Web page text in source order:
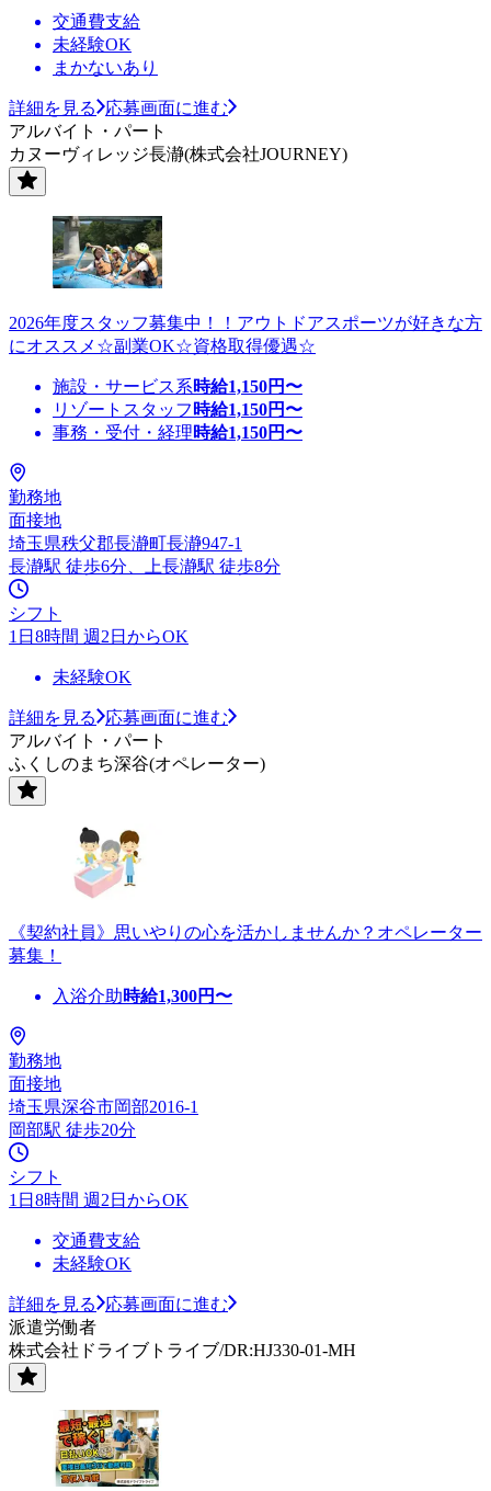
交通費支給
未経験OK
まかないあり
詳細を見る
応募画面に進む
アルバイト・パート
カヌーヴィレッジ長瀞(株式会社JOURNEY)
2026年度スタッフ募集中！！アウトドアスポーツが好きな方
にオススメ☆副業OK☆資格取得優遇☆
施設・サービス系時給1,150円〜
リゾートスタッフ 時給1,150円〜
事務・受付・経理時給1,150円〜
勤務地
面接地
埼玉県秩父郡長瀞町長瀞947-1
長瀞駅 徒歩6分、上長瀞駅 徒歩8分
シフト
1日8時間 週2日からOK
未経験OK
詳細を見る
応募画面に進む
アルバイト・パート
ふくしのまち深谷(オペレーター)
《契約社員》思いやりの心を活かしませんか？オペレーター
募集！
入浴介助時給1,300円〜
勤務地
面接地
埼玉県深谷市岡部2016-1
岡部駅 徒歩20分
シフト
1日8時間 週2日からOK
交通費支給
未経験OK
詳細を見る
応募画面に進む
派遣労働者
株式会社ドライブトライブ/DR:HJ330-01-MH